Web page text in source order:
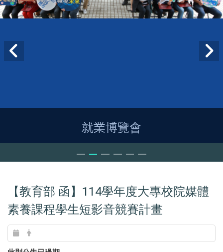
就業博覽會
【教育部 函】114學年度大專校院媒體
素養課程學生短影音競賽計畫